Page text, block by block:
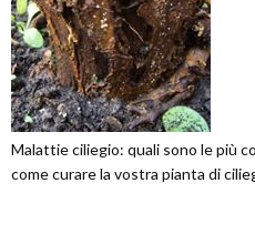
Malattie ciliegio: quali sono le più
come curare la vostra pianta di